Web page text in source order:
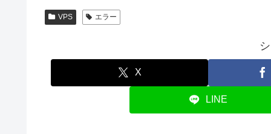
VPS エラー
X
LINE